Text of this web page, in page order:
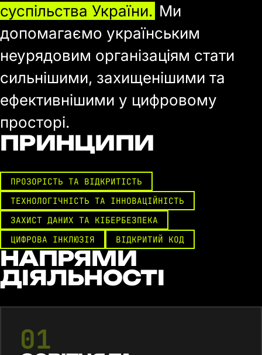
суспільства України. Ми
допомагаємо українським
неурядовим організаціям стати
сильнішими, захищенішими та
ефективнішими у цифровому
просторі.
ПРИНЦИПИ
ПРОЗОРІСТЬ ТА ВІДКРИТІСТЬ
ТЕХНОЛОГІЧНІСТЬ ТА ІННОВАЦІЙНІСТЬ
ЗАХИСТ ДАНИХ ТА КІБЕРБЕЗПЕКА
ЦИФРОВА ІНКЛЮЗІЯ
ВІДКРИТИЙ КОД
НАПРЯМИ
ДІЯЛЬНОСТІ
01